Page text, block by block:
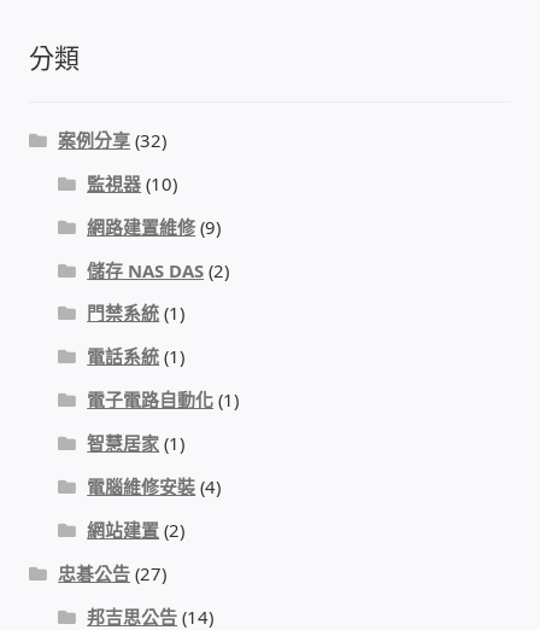
安立達(Aristel)
網路型門口視訊對講機
電話 工具 軟體 手冊
門禁安全控制
電梯樓層刷卡管制
風速傳感器+PLC自動控制
分類
案例分享 (32)
監視器 (10)
網路建置維修 (9)
儲存 NAS DAS (2)
門禁系統 (1)
電話系統 (1)
電子電路自動化 (1)
智慧居家 (1)
電腦維修安裝 (4)
網站建置 (2)
忠碁公告 (27)
邦吉思公告 (14)